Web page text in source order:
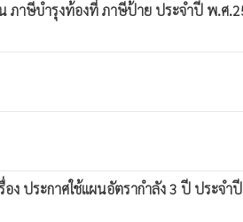
ภาษีบำรุงท้องที่ ภาษีป้าย ประจำปี พ.ศ
ง ประกาศใช้แผนอัตรากำลัง 3 ปี ประ